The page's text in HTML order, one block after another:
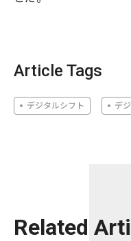
Article Tags
デジタルシフト デ
Related